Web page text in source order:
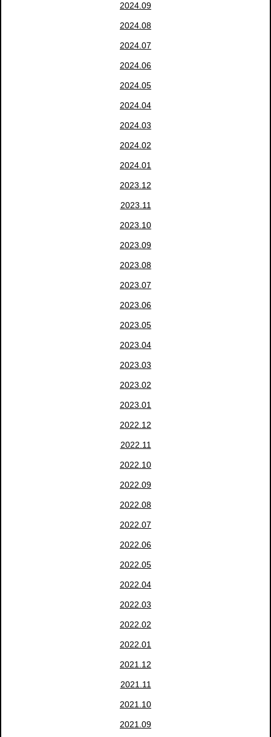
2024.09
2024.08
2024.07
2024.06
2024.05
2024.04
2024.03
2024.02
2024.01
2023.12
2023.11
2023.10
2023.09
2023.08
2023.07
2023.06
2023.05
2023.04
2023.03
2023.02
2023.01
2022.12
2022.11
2022.10
2022.09
2022.08
2022.07
2022.06
2022.05
2022.04
2022.03
2022.02
2022.01
2021.12
2021.11
2021.10
2021.09